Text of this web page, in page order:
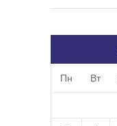
Пн Вт